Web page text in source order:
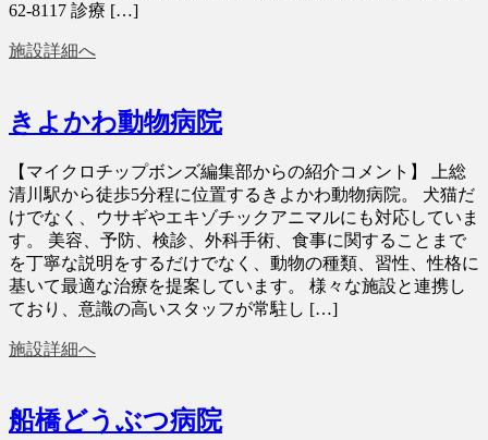
62-8117 診療 […]
施設詳細へ
きよかわ動物病院
【マイクロチップボンズ編集部からの紹介コメント】 上総
清川駅から徒歩5分程に位置するきよかわ動物病院。 犬猫だ
けでなく、ウサギやエキゾチックアニマルにも対応していま
す。 美容、予防、検診、外科手術、食事に関することまで
を丁寧な説明をするだけでなく、動物の種類、習性、性格に
基いて最適な治療を提案しています。 様々な施設と連携し
ており、意識の高いスタッフが常駐し […]
施設詳細へ
船橋どうぶつ病院